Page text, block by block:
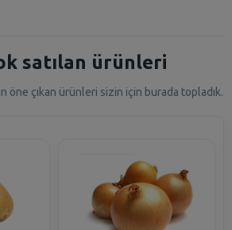
satılan ürünleri
öne çıkan ürünleri sizin için burada topladık.